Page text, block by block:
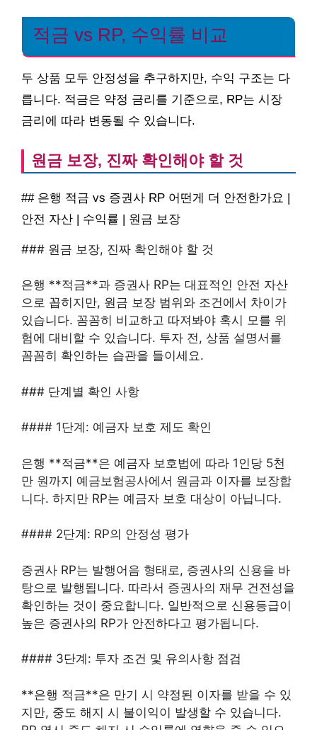
적금 vs RP, 수익률 비교
두 상품 모두 안정성을 추구하지만, 수익 구조는 다
릅니다. 적금은 약정 금리를 기준으로, RP는 시장
금리에 따라 변동될 수 있습니다.
원금 보장, 진짜 확인해야 할 것
## 은행 적금 vs 증권사 RP 어떤게 더 안전한가요 |
안전 자산 | 수익률 | 원금 보장
### 원금 보장, 진짜 확인해야 할 것
은행 **적금**과 증권사 RP는 대표적인 안전 자산
으로 꼽히지만, 원금 보장 범위와 조건에서 차이가
있습니다. 꼼꼼히 비교하고 따져봐야 혹시 모를 위
험에 대비할 수 있습니다. 투자 전, 상품 설명서를
꼼꼼히 확인하는 습관을 들이세요.
### 단계별 확인 사항
#### 1단계: 예금자 보호 제도 확인
은행 **적금**은 예금자 보호법에 따라 1인당 5천
만 원까지 예금보험공사에서 원금과 이자를 보장합
니다. 하지만 RP는 예금자 보호 대상이 아닙니다.
#### 2단계: RP의 안정성 평가
증권사 RP는 발행어음 형태로, 증권사의 신용을 바
탕으로 발행됩니다. 따라서 증권사의 재무 건전성을
확인하는 것이 중요합니다. 일반적으로 신용등급이
높은 증권사의 RP가 안전하다고 평가됩니다.
#### 3단계: 투자 조건 및 유의사항 점검
**은행 적금**은 만기 시 약정된 이자를 받을 수 있
지만, 중도 해지 시 불이익이 발생할 수 있습니다.